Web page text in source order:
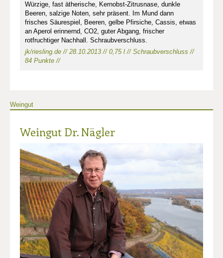
Würzige, fast ätherische, Kernobst-Zitrusnase, dunkle
Beeren, salzige Noten, sehr präsent. Im Mund dann
frisches Säurespiel, Beeren, gelbe Pfirsiche, Cassis, etwas
an Aperol erinnernd, CO2, guter Abgang, frischer
rotfruchtiger Nachhall. Schraubverschluss.
jk/riesling.de // 28.10.2013 // 0,75 l // Schraubverschluss //
84 Punkte //
Weingut
Weingut Dr. Nägler